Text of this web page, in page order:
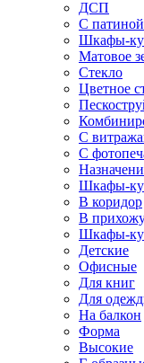
ДСП
С патиной
Шкафы-
Матовое
Стекло
Цветное
С
С
Шкафы-
В коридор
В
Шкафы-
Детские
Офисные
Для книг
Для
На балкон
Форма
Высокие